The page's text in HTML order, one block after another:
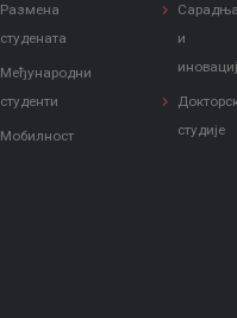
Размена
студената
Међународни
студенти
Мобилност
и
студије